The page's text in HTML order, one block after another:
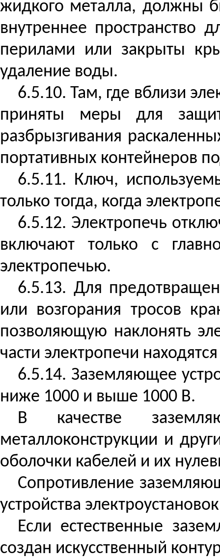
жидкого металла, должны
внутреннее
перилами или закрыты
удаление воды.
6.5.10. Там, где вблизи
приняты меры для
разбрызгивания
портативных контейнеров
6.5.11. Ключ,
только тогда, когда
6.5.12. Электропечь
включают только с
электропечью.
6.5.13. Для
или возгорания тросов
позволяющую наклонять
части электропечи
6.5.14. Заземляющее
ниже 1000 и выше 1000 В.
В качестве
металлоконструкции и
оболочки кабелей и их
Сопротивление
устройства
Если естественные
создан искусственный